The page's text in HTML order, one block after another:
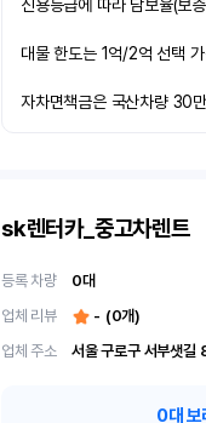
신용등급에 따라 담보율(보
대물 한도는 1억/2억 선택
자차면책금은 국산차량 30
sk렌터카_중고차렌트
등록 차량 0대
업체 리뷰
- (0개)
업체 주소
서울 구로구 서부샛길
0대 보